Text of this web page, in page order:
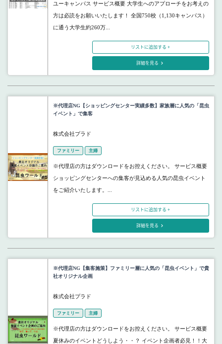
ユーキャンパス サービス概要 大学生へのアプローチをお考えの
方は必読をお願いいたします！ 全国750校（1,130キャンパス）
に通う大学生約260万...
リストに追加する +
詳細を見る
※代理店NG【ショッピングセンター実績多数】家族層に人気の「昆虫
イベント」で集客
株式会社プラド
ファミリー 主婦
※代理店の方はダウンロードをお控えください。 サービス概要
ショッピングセンターへの集客が見込める人気の昆虫イベント
をご紹介いたします。...
リストに追加する +
詳細を見る
※代理店NG【集客施策】ファミリー層に人気の「昆虫イベント」で貴
社オリジナル企画
株式会社プラド
ファミリー 主婦
※代理店の方はダウンロードをお控えください。 サービス概要
夏休みのイベントどうしよう・・？ イベント企画者必見！！大